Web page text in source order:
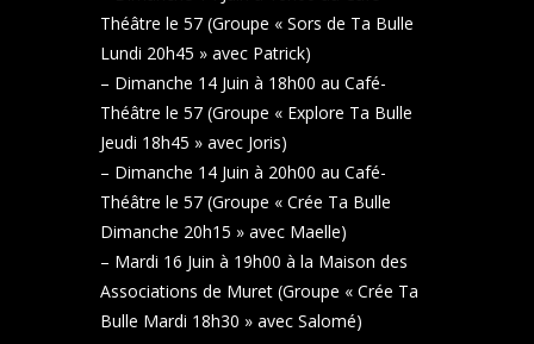
Théâtre le 57 (Groupe « Sors de Ta Bulle
Lundi 20h45 » avec Patrick)
– Dimanche 14 Juin à 18h00 au Café-
Théâtre le 57 (Groupe « Explore Ta Bulle
Jeudi 18h45 » avec Joris)
– Dimanche 14 Juin à 20h00 au Café-
Théâtre le 57 (Groupe « Crée Ta Bulle
Dimanche 20h15 » avec Maelle)
– Mardi 16 Juin à 19h00 à la Maison des
Associations de Muret (Groupe « Crée Ta
Bulle Mardi 18h30 » avec Salomé)